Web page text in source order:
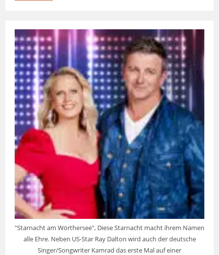
"Starnacht am Wörthersee", Diese Starnacht macht ihrem Namen
alle Ehre. Neben US-Star Ray Dalton wird auch der deutsche
Singer/Songwriter Kamrad das erste Mal auf einer